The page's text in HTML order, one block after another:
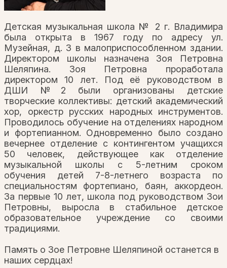
Детская музыкальная школа № 2 г. Владимира
была открыта в 1967 году по адресу ул.
Музейная, д. 3 в малоприспособленном здании.
Директором школы назначена Зоя Петровна
Шеляпина. Зоя Петровна проработала
директором 10 лет. Под её руководством в
ДШИ №2 были организованы детские
творческие коллективы: детский академический
хор, оркестр русских народных инструментов.
Проводилось обучение на отделениях народном
и фортепианном. Одновременно было создано
вечернее отделение с контингентом учащихся
50 человек, действующее как отделение
музыкальной школы с 5-летним сроком
обучения детей 7-8-летнего возраста по
специальностям фортепиано, баян, аккордеон.
За первые 10 лет, школа под руководством Зои
Петровны, выросла в стабильное детское
образовательное учреждение со своими
традициями.
Память о Зое Петровне Шеляпиной останется в
наших сердцах!